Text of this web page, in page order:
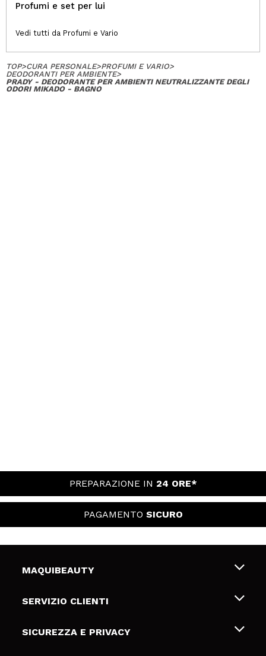
Profumi e set per lui
Vedi tutti da Profumi e Vario
TOP>CURA PERSONALE>PROFUMI E VARIO>
DEODORANTI PER AMBIENTE>
PRADY - DEODORANTE PER AMBIENTI NEUTRALIZZANTE DEGLI
ODORI MIKADO - BAGNO
PREPARAZIONE IN 24 ORE*
PAGAMENTO SICURO
MAQUIBEAUTY
Chi siamo
Gift Cards
SERVIZIO CLIENTI
Spedizioni & Resi
SICUREZZA E PRIVACY